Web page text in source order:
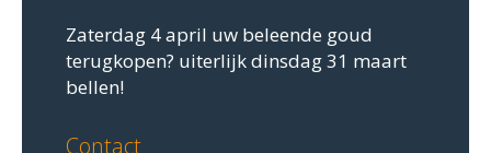
Zaterdag 4 april uw beleende goud
terugkopen? uiterlijk dinsdag 31 maart
bellen!
Contact